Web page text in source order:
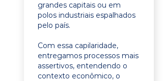
grandes capitais ou em
polos industriais espalhados
pelo país.
Com essa capilaridade,
entregamos processos mais
assertivos, entendendo o
contexto econômico, o